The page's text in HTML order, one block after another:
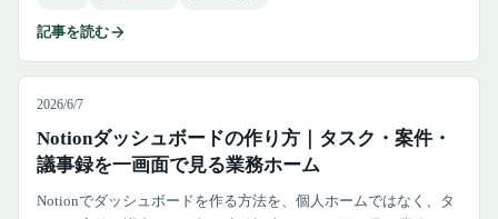
記事を読む
2026/6/7
Notionダッシュボードの作り方｜タスク・案件・
議事録を一画面で見る業務ホーム
Notionでダッシュボードを作る方法を、個人ホームではなく、タ